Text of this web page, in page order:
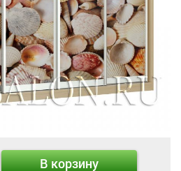
В корзину